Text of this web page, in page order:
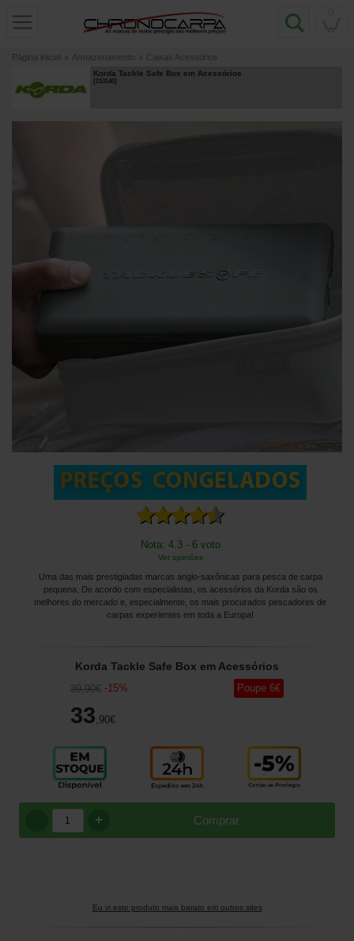
Página inicial » Armazenamento » Caixas Acessórios
Korda Tackle Safe Box em Acessórios
[210140]
Nota: 4.3 - 6 voto
Ver opiniões
Uma das mais prestigiadas marcas anglo-saxônicas para pesca de carpa
pequena. De acordo com especialistas, os acessórios da Korda são os
melhores do mercado e, especialmente, os mais procurados pescadores de
carpas experientes em toda a Europa!
Korda Tackle Safe Box em Acessórios
39,90€ -15%
33 ,90€
Poupe 6€
Comprar
+
Eu vi este produto mais barato em outros sites